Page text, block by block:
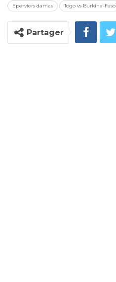
Eperviers dames
Togo vs Burkina-Faso
Partager